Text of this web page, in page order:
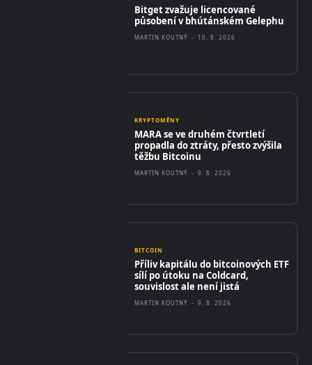
Bitget zvažuje licencované
působení v bhútánském Gelephu
MARTIN KOUTNÝ - 10. 8. 2026
KRYPTOMĚNY
MARA se ve druhém čtvrtletí
propadla do ztráty, přesto zvýšila
těžbu Bitcoinu
MARTIN KOUTNÝ - 9. 8. 2026
BITCOIN
Příliv kapitálu do bitcoinových ETF
sílí po útoku na Coldcard,
souvislost ale není jistá
MARTIN KOUTNÝ - 9. 8. 2026